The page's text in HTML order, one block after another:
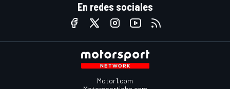
En redes sociales
Motor1.com